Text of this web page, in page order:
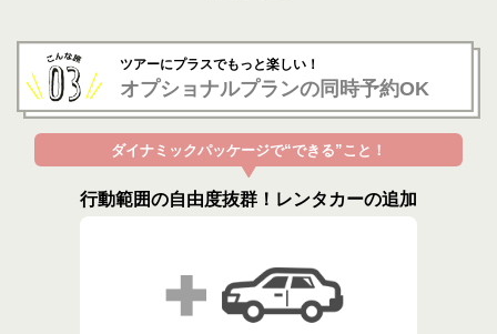
ツアーにプラスでもっと楽しい！
オプショナルプランの同時予約OK
ダイナミックパッケージで“できる”こと！
行動範囲の自由度抜群！レンタカーの追加